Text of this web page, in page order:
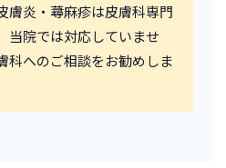
膚炎・蕁麻疹は皮膚科専門
当院では対応していませ
科へのご相談をお勧めしま